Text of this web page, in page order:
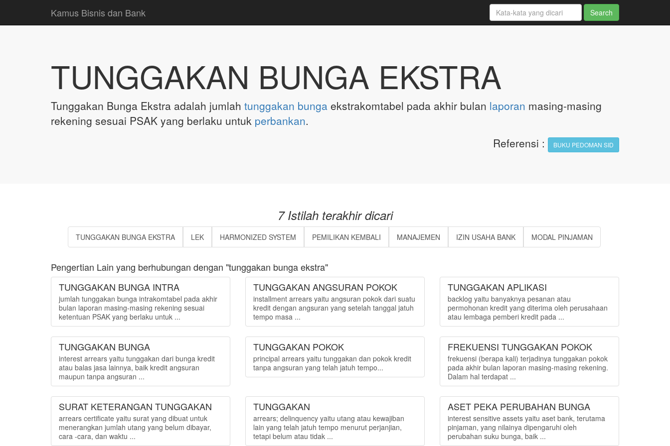
Kamus Bisnis dan Bank
TUNGGAKAN BUNGA EKSTRA
Tunggakan Bunga Ekstra adalah jumlah tunggakan bunga ekstrakomtabel pada akhir bulan laporan masing-masing
rekening sesuai PSAK yang berlaku untuk perbankan.
Referensi : BUKU PEDOMAN SID
7 Istilah terakhir dicari
TUNGGAKAN BUNGA EKSTRA LEK HARMONIZED SYSTEM PEMILIKAN KEMBALI MANAJEMEN IZIN USAHA BANK MODAL PINJAMAN
Pengertian Lain yang berhubungan dengan "tunggakan bunga ekstra"
TUNGGAKAN BUNGA INTRA
jumlah tunggakan bunga intrakomtabel pada akhir
bulan laporan masing-masing rekening sesuai
ketentuan PSAK yang berlaku untuk ...
TUNGGAKAN ANGSURAN POKOK
installment arrears yaitu angsuran pokok dari suatu
kredit dengan angsuran yang setelah tanggal jatuh
tempo masa ...
TUNGGAKAN APLIKASI
backlog yaitu banyaknya pesanan atau
permohonan kredit yang diterima oleh perusahaan
atau lembaga pemberi kredit pada ...
TUNGGAKAN BUNGA
interest arrears yaitu tunggakan dari bunga kredit
atau balas jasa lainnya, baik kredit angsuran
maupun tanpa angsuran ...
TUNGGAKAN POKOK
principal arrears yaitu tunggakan dan pokok kredit
tanpa angsuran yang telah jatuh tempo...
FREKUENSI TUNGGAKAN POKOK
frekuensi (berapa kali) terjadinya tunggakan pokok
pada akhir bulan laporan masing-masing rekening.
Dalam hal terdapat ...
SURAT KETERANGAN TUNGGAKAN
arrears certificate yaitu surat yang dibuat untuk
menerangkan jumlah utang yang belum dibayar,
cara -cara, dan waktu ...
TUNGGAKAN
arrears; delinquency yaitu utang atau kewajiban
lain yang telah jatuh tempo menurut perjanjian,
tetapi belum atau tidak ...
ASET PEKA PERUBAHAN BUNGA
interest sensitive assets yaitu aset bank, terutama
pinjaman, yang nilainya dipengaruhi oleh
perubahan suku bunga, baik ...